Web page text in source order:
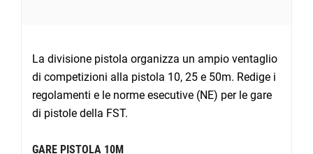
La divisione pistola organizza un ampio ventaglio
di competizioni alla pistola 10, 25 e 50m. Redige i
regolamenti e le norme esecutive (NE) per le gare
di pistole della FST.
GARE PISTOLA 10M